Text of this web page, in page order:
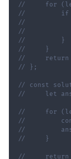
//     for
//         if
//
//
//         }
//     }
//     return
// };
// const
//     let
//     for
//
//
//     }
//     return